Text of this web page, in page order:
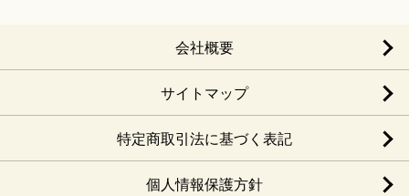
会社概要
サイトマップ
特定商取引法に基づく表記
個人情報保護方針